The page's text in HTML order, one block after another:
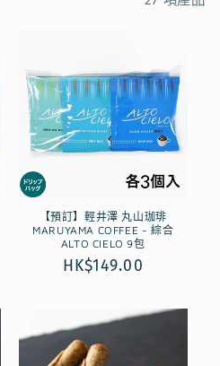
【預訂】輕井澤 丸山珈琲
MARUYAMA COFFEE - 綜合
ALTO CIELO 9包
定
HK$149.00